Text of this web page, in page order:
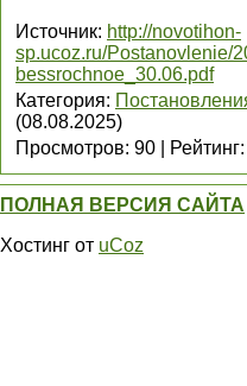
Источник: http://novotihon-
sp.ucoz.ru/Postanovlenie/
bessrochnoe_30.06.pdf
Категория:
(08.08.2025)
Просмотров: 90 Рейтинг:
ПОЛНАЯ ВЕРСИЯ САЙТА
Хостинг от uCoz